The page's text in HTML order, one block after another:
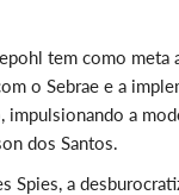
tem como meta
o Sebrae e a
a
dos Santos.
Spies, a